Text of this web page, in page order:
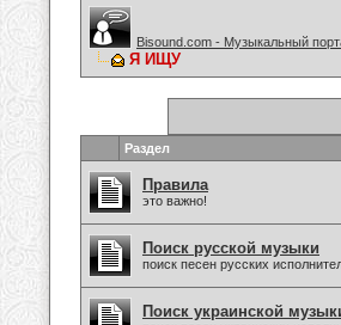
Bisound.com - Музыкальный
Я ИЩУ
Раздел
Правила
это важно!
Поиск русской музыки
поиск песен русских
Поиск украинской